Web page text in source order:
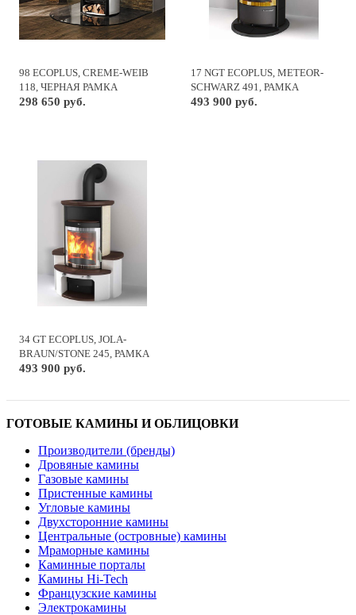
98 ECOPLUS, CREME-WEIB
118, ЧЕРНАЯ РАМКА
298 650 руб.
17 NGT ECOPLUS, METEOR-
SCHWARZ 491, РАМКА
ЗОЛОТО
493 900 руб.
34 GT ECOPLUS, JOLA-
BRAUN/STONE 245, РАМКА
ХРОМ
493 900 руб.
ГОТОВЫЕ КАМИНЫ И ОБЛИЦОВКИ
Производители (бренды)
Дровяные камины
Газовые камины
Пристенные камины
Угловые камины
Двухсторонние камины
Центральные (островные) камины
Мраморные камины
Каминные порталы
Камины Hi-Tech
Французские камины
Электрокамины